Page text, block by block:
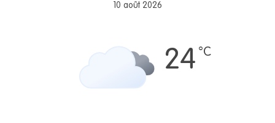
10 août 2026
24 °C